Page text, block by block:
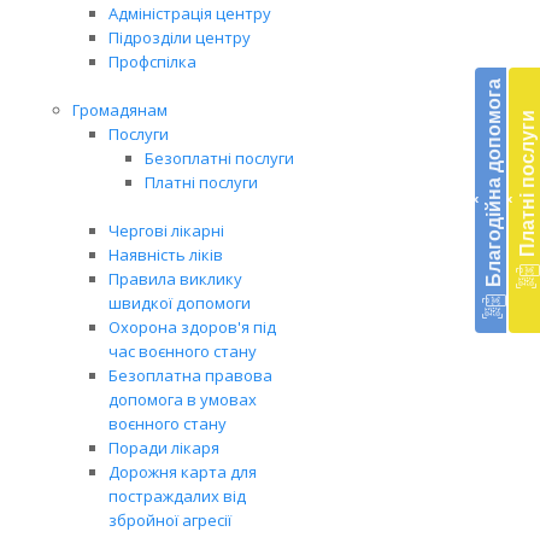
Адміністрація центру
Підрозділи центру
Профспілка
Громадянам
Послуги
Безоплатні послуги
Платні послуги
Чергові лікарні
Наявність ліків
Правила виклику
швидкої допомоги
Охорона здоров'я під
час воєнного стану
Безоплатна правова
допомога в умовах
воєнного стану
Поради лікаря
Дорожня карта для
постраждалих від
збройної агресії
‹ Благодійна допомога ‹ Платні послуги